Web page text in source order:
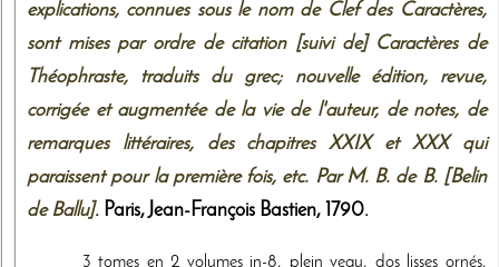
explications, connues sous le nom de Clef des Caractères,
sont mises par ordre de citation [suivi de] Caractères de
Théophraste, traduits du grec; nouvelle édition, revue,
corrigée et augmentée de la vie de l'auteur, de notes, de
remarques littéraires, des chapitres XXIX et XXX qui
paraissent pour la première fois, etc. Par M. B. de B. [Belin
de Ballu]. Paris, Jean-François Bastien, 1790.
3 tomes en 2 volumes in-8, plein veau, dos lisses ornés,